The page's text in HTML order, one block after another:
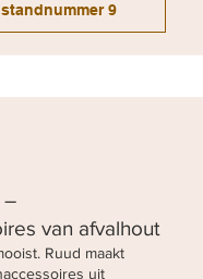
9
–
van afvalhout
Ruud maakt
uit